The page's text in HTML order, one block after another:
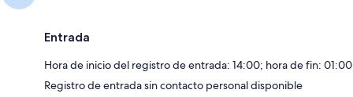
Entrada
Hora de inicio del registro de entrada: 14:00; hora de fin: 01:00
Registro de entrada sin contacto personal disponible